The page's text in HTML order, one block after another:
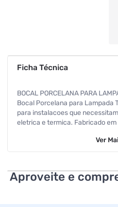
Ficha Técnica
BOCAL PORCELANA PARA
Bocal Porcelana para Lampada
para instalacoes que
eletrica e termica. Fabricado
ambientes. CARACTERISTICAS
robusto para uso prolongado
fixar e conectar lampadas com
Ver
Aproveite e